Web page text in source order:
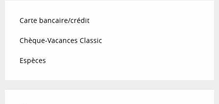
Carte bancaire/crédit
Chèque-Vacances Classic
Espèces